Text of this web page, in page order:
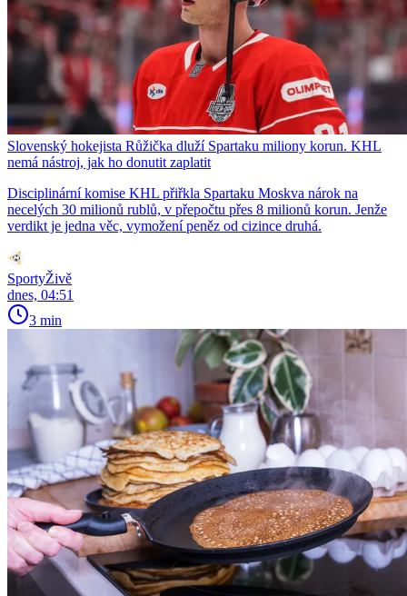
Slovenský hokejista Růžička dluží Spartaku miliony korun. KHL
nemá nástroj, jak ho donutit zaplatit
Disciplinární komise KHL přiřkla Spartaku Moskva nárok na
necelých 30 milionů rublů, v přepočtu přes 8 milionů korun. Jenže
verdikt je jedna věc, vymožení peněz od cizince druhá.
SportyŽivě
dnes, 04:51
3 min